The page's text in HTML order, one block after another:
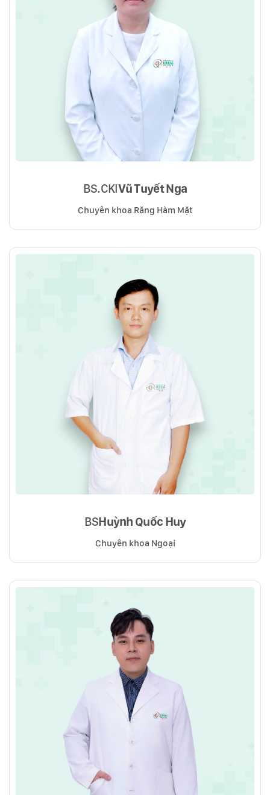
BS.CKIVũ Tuyết Nga
Chuyên khoa Răng Hàm Mặt
BSHuỳnh Quốc Huy
Chuyên khoa Ngoại